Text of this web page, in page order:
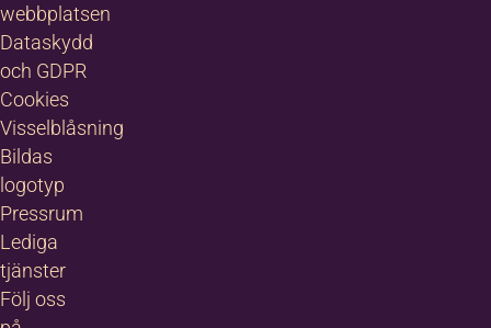
webbplatsen
Dataskydd
och GDPR
Cookies
Visselblåsning
Bildas
logotyp
Pressrum
Lediga
tjänster
Följ oss